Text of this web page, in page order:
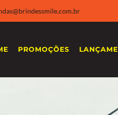
PROMOÇÕES